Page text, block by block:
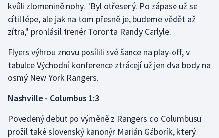
kvůli zlomenině nohy. "Byl otřesený. Po zápase už se
cítil lépe, ale jak na tom přesně je, budeme vědět až
zítra," prohlásil trenér Toronta Randy Carlyle.
Flyers výhrou znovu posílili své šance na play-off, v
tabulce Východní konference ztrácejí už jen dva body na
osmý New York Rangers.
Nashville - Columbus 1:3
Povedený debut po výměně z Rangers do Columbusu
prožil také slovenský kanonýr Marián Gáborík, který